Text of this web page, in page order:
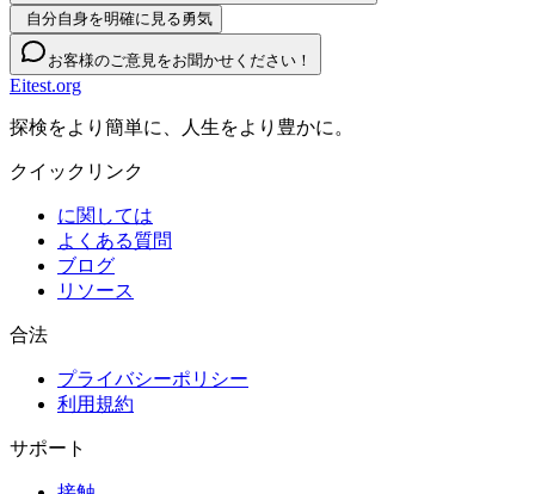
自分自身を明確に見る勇気
お客様のご意見をお聞かせください！
Eitest.org
探検をより簡単に、人生をより豊かに。
クイックリンク
に関しては
よくある質問
ブログ
リソース
合法
プライバシーポリシー
利用規約
サポート